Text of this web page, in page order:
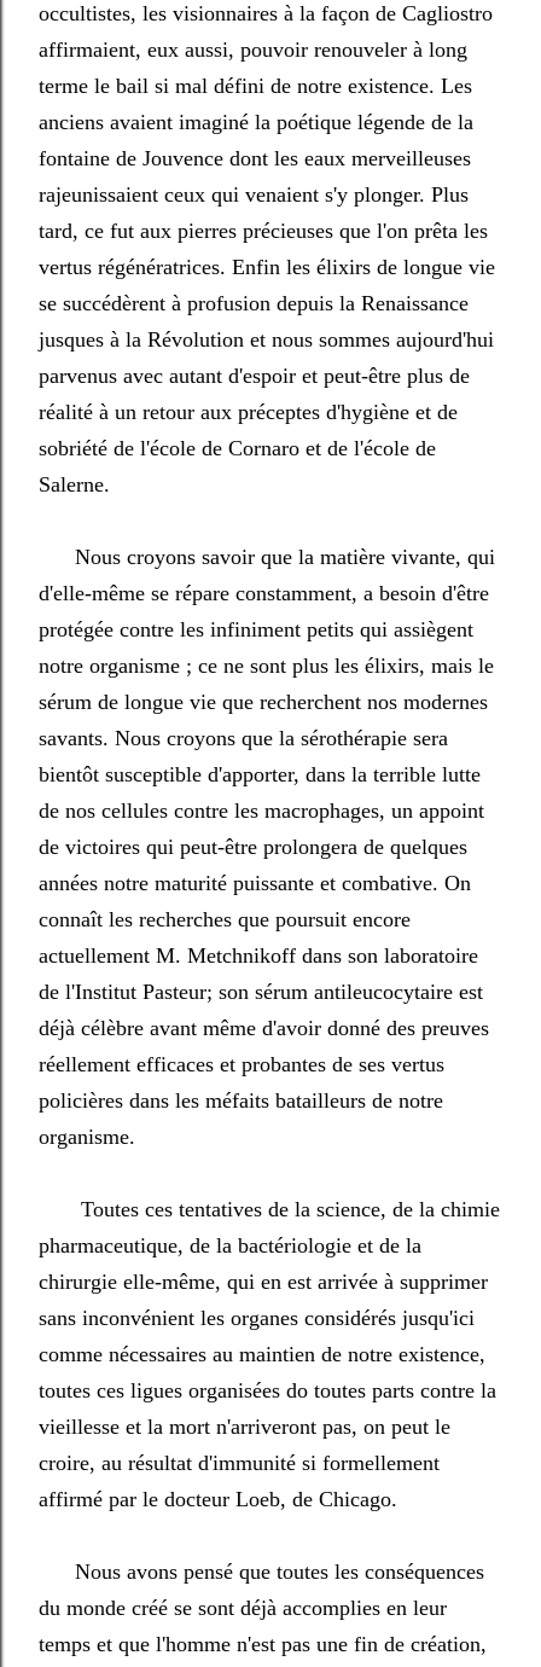
occultistes, les visionnaires à la façon de Cagliostro
affirmaient, eux aussi, pouvoir renouveler à long
terme le bail si mal défini de notre existence. Les
anciens avaient imaginé la poétique légende de la
fontaine de Jouvence dont les eaux merveilleuses
rajeunissaient ceux qui venaient s'y plonger. Plus
tard, ce fut aux pierres précieuses que l'on prêta les
vertus régénératrices. Enfin les élixirs de longue vie
se succédèrent à profusion depuis la Renaissance
jusques à la Révolution et nous sommes aujourd'hui
parvenus avec autant d'espoir et peut-être plus de
réalité à un retour aux préceptes d'hygiène et de
sobriété de l'école de Cornaro et de l'école de
Salerne.
Nous croyons savoir que la matière vivante, qui
d'elle-même se répare constamment, a besoin d'être
protégée contre les infiniment petits qui assiègent
notre organisme ; ce ne sont plus les élixirs, mais le
sérum de longue vie que recherchent nos modernes
savants. Nous croyons que la sérothérapie sera
bientôt susceptible d'apporter, dans la terrible lutte
de nos cellules contre les macrophages, un appoint
de victoires qui peut-être prolongera de quelques
années notre maturité puissante et combative. On
connaît les recherches que poursuit encore
actuellement M. Metchnikoff dans son laboratoire
de l'Institut Pasteur; son sérum antileucocytaire est
déjà célèbre avant même d'avoir donné des preuves
réellement efficaces et probantes de ses vertus
policières dans les méfaits batailleurs de notre
organisme.
Toutes ces tentatives de la science, de la chimie
pharmaceutique, de la bactériologie et de la
chirurgie elle-même, qui en est arrivée à supprimer
sans inconvénient les organes considérés jusqu'ici
comme nécessaires au maintien de notre existence,
toutes ces ligues organisées do toutes parts contre la
vieillesse et la mort n'arriveront pas, on peut le
croire, au résultat d'immunité si formellement
affirmé par le docteur Loeb, de Chicago.
Nous avons pensé que toutes les conséquences
du monde créé se sont déjà accomplies en leur
temps et que l'homme n'est pas une fin de création,